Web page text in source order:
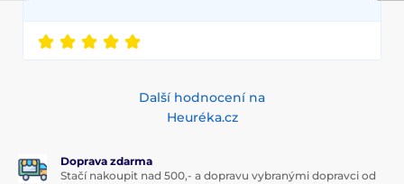
Další hodnocení na
Heuréka.cz
Doprava zdarma
Stačí nakoupit nad 500,- a dopravu vybranými dopravci od